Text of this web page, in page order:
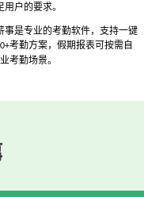
户的要求。
事是专业的考勤软件，支持一键
考勤方案，假期报表可按需自
考勤场景。